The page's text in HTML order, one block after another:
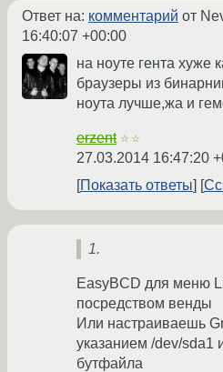
Ответ на: комментарий от
16:40:07 +00:00
на ноуте гента хуже
браузеры из
ноута лучше,жа и
erzent ☆☆
27.03.2014 16:47:20
Показать ответы
1.
EasyBCD для меню
посредством венды
Или настраиваешь
указанием /dev/sda1
бутфайла